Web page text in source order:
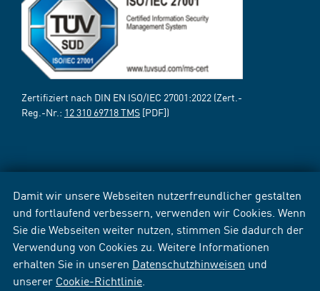
Damit wir unsere Webseiten nutzerfreundlicher gestalten
und fortlaufend verbessern, verwenden wir Cookies. Wenn
Sie die Webseiten weiter nutzen, stimmen Sie dadurch der
Verwendung von Cookies zu. Weitere Informationen
erhalten Sie in unseren Datenschutzhinweisen und
unserer Cookie-Richtlinie
Zertifiziert nach DIN EN ISO/IEC 27001:2022 (Zert.-
Reg.-Nr.: 12 310 69718 TMS [PDF])